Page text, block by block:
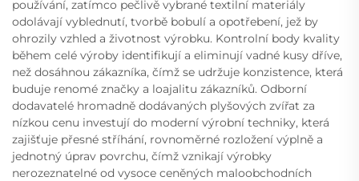
používání, zatímco pečlivě vybrané textilní materiály
odolávají vyblednutí, tvorbě bobulí a opotřebení, jež by
ohrozily vzhled a životnost výrobku. Kontrolní body kvality
během celé výroby identifikují a eliminují vadné kusy dříve,
než dosáhnou zákazníka, čímž se udržuje konzistence, která
buduje renomé značky a loajalitu zákazníků. Odborní
dodavatelé hromadně dodávaných plyšových zvířat za
nízkou cenu investují do moderní výrobní techniky, která
zajišťuje přesné stříhání, rovnoměrné rozložení výplně a
jednotný úprav povrchu, čímž vznikají výrobky
nerozeznatelné od vysoce ceněných maloobchodních